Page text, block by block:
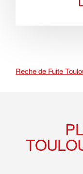
Reche de Fuite